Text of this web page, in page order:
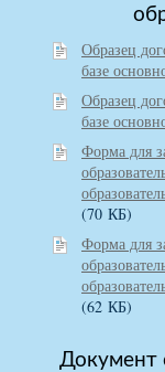
Образец
базе
Образец
базе
Форма для
(70 КБ)
Форма для
(62 КБ)
Документ